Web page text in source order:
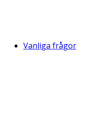
Vanliga frågor